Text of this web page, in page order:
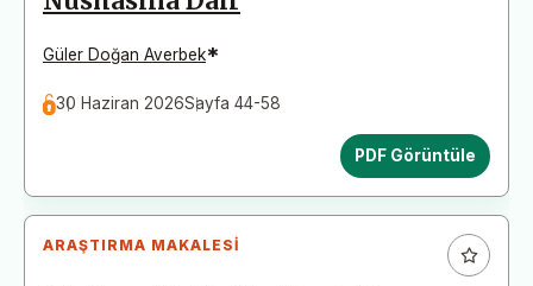
Güler Doğan Averbek*
30 Haziran 2026Sayfa 44-58
PDF Görüntüle
ARAŞTIRMA MAKALESI